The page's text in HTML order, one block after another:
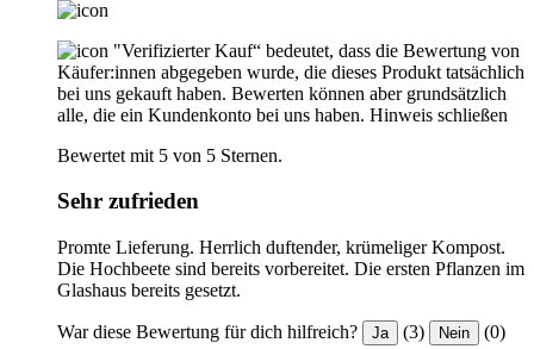
"Verifizierter Kauf“ bedeutet, dass die Bewertung von
Käufer:innen abgegeben wurde, die dieses Produkt tatsächlich
bei uns gekauft haben. Bewerten können aber grundsätzlich
alle, die ein Kundenkonto bei uns haben. Hinweis schließen
Bewertet mit 5 von 5 Sternen.
Sehr zufrieden
Promte Lieferung. Herrlich duftender, krümeliger Kompost.
Die Hochbeete sind bereits vorbereitet. Die ersten Pflanzen im
Glashaus bereits gesetzt.
War diese Bewertung für dich hilfreich? Ja (3) Nein (0)